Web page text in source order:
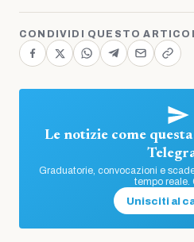
CONDIVIDI QUESTO
Le notizie come
Graduatorie, convocazioni e
tempo reale.
Unisciti al